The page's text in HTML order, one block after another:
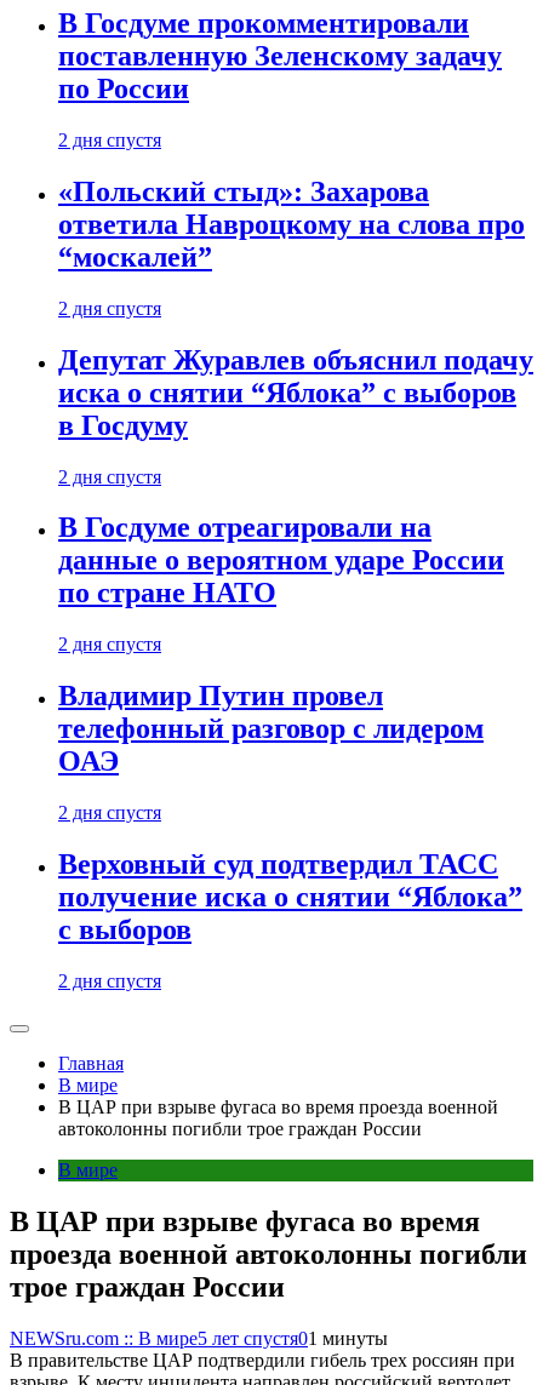
В Госдуме прокомментировали
поставленную Зеленскому задачу
по России
2 дня спустя
«Польский стыд»: Захарова
ответила Навроцкому на слова про
“москалей”
2 дня спустя
Депутат Журавлев объяснил подачу
иска о снятии “Яблока” с выборов
в Госдуму
2 дня спустя
В Госдуме отреагировали на
данные о вероятном ударе России
по стране НАТО
2 дня спустя
Владимир Путин провел
телефонный разговор с лидером
ОАЭ
2 дня спустя
Верховный суд подтвердил ТАСС
получение иска о снятии “Яблока”
с выборов
2 дня спустя
Главная
В мире
В ЦАР при взрыве фугаса во время проезда военной
автоколонны погибли трое граждан России
В мире
В ЦАР при взрыве фугаса во время
проезда военной автоколонны погибли
трое граждан России
NEWSru.com :: В мире5 лет спустя01 минуты
В правительстве ЦАР подтвердили гибель трех россиян при